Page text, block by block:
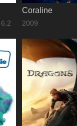
Coraline
2009